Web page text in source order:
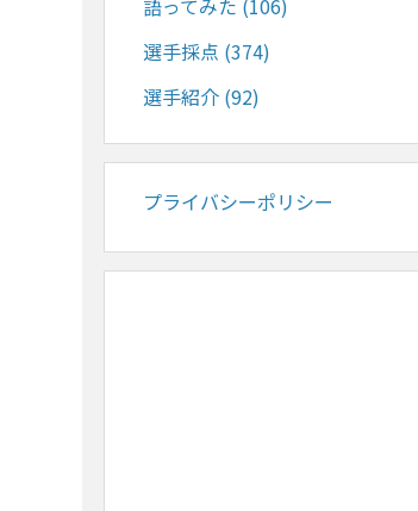
語ってみた (106)
選手採点 (374)
選手紹介 (92)
プライバシーポリシー